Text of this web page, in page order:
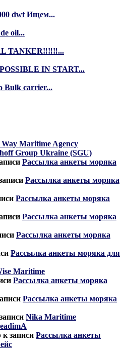
dwt Ищем...
oil...
TANKER‼️‼️‼️...
IN START...
Bulk carrier...
Way Maritime Agency
Group Ukraine (SGU)
Рассылка анкеты моряка
Рассылка анкеты моряка
Рассылка анкеты моряка
Рассылка анкеты моряка
Рассылка анкеты моряка
Рассылка анкеты моряка для
Maritime
Рассылка анкеты моряка
Рассылка анкеты моряка
Nika Maritime
к записи Рассылка анкеты